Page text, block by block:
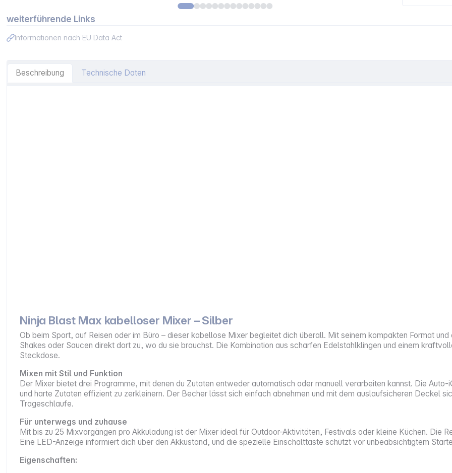
weiterführende Links
Informationen nach EU Data Act
Beschreibung Technische Daten
Ninja Blast Max kabelloser Mixer – Silber
Ob beim Sport, auf Reisen oder im Büro – dieser kabellose Mixer begleitet dich überall. Mit seinem kompakten Format
Shakes oder Saucen direkt dort zu, wo du sie brauchst. Die Kombination aus scharfen Edelstahlklingen und einem
Steckdose.
Mixen mit Stil und Funktion
Der Mixer bietet drei Programme, mit denen du Zutaten entweder automatisch oder manuell verarbeiten kannst. Die
und harte Zutaten effizient zu zerkleinern. Der Becher lässt sich einfach abnehmen und mit dem auslaufsicheren Deckel
Trageschlaufe.
Für unterwegs und zuhause
Mit bis zu 25 Mixvorgängen pro Akkuladung ist der Mixer ideal für Outdoor-Aktivitäten, Festivals oder kleine Küchen. Die
Eine LED-Anzeige informiert dich über den Akkustand, und die spezielle Einschalttaste schützt vor unbeabsichtigtem
Eigenschaften: